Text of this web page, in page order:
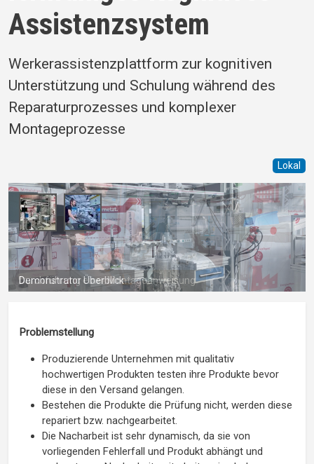
Assistenzsystem
Werkerassistenzplattform zur kognitiven
Unterstützung und Schulung während des
Reparaturprozesses und komplexer
Montageprozesse
Lokal
Durchführung einer Montageanweisung
Problemstellung
Produzierende Unternehmen mit qualitativ
hochwertigen Produkten testen ihre Produkte bevor
diese in den Versand gelangen.
Bestehen die Produkte die Prüfung nicht, werden diese
repariert bzw. nachgearbeitet.
Die Nacharbeit ist sehr dynamisch, da sie von
vorliegenden Fehlerfall und Produkt abhängt und